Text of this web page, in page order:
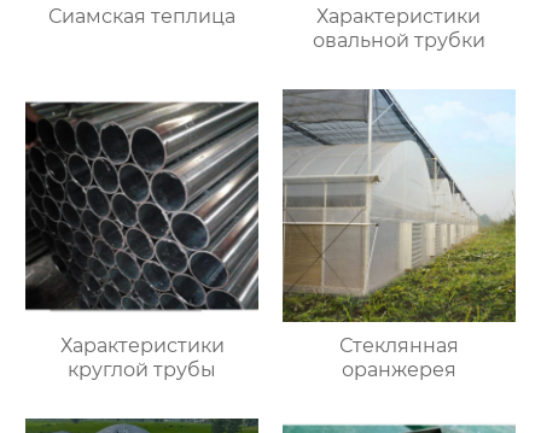
Сиамская теплица
Характеристики
овальной трубки
Характеристики
круглой трубы
Стеклянная
оранжерея